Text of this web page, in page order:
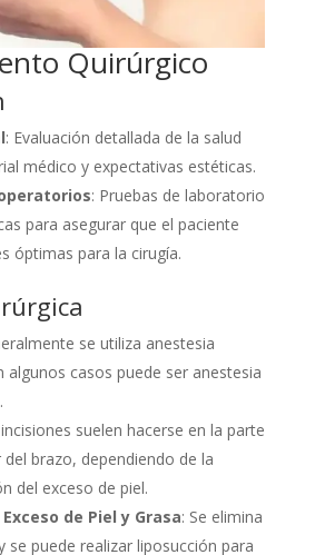
Quirúrgico
: Evaluación detallada de la salud
médico y expectativas estéticas.
: Pruebas de laboratorio
para asegurar que el paciente
óptimas para la cirugía.
se utiliza anestesia
algunos casos puede ser anestesia
suelen hacerse en la parte
brazo, dependiendo de la
del exceso de piel.
de Piel y Grasa: Se elimina
se puede realizar liposucción para